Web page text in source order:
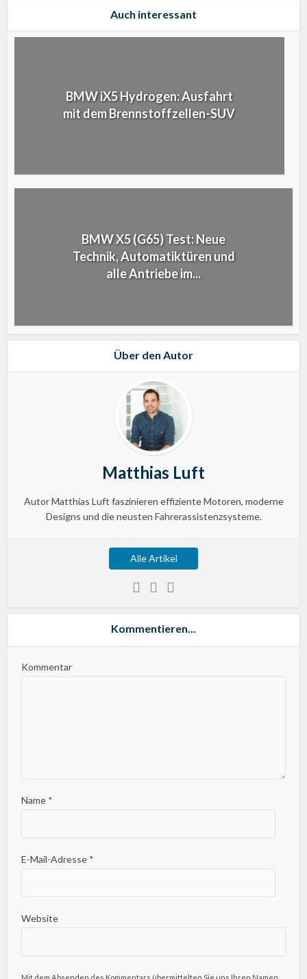
Auch interessant
BMW iX5 Hydrogen: Ausfahrt
mit dem Brennstoffzellen-SUV
BMW X5 (G65) Test: Neue
Technik, Automatiktüren und
alle Antriebe im...
Über den Autor
Matthias Luft
Autor Matthias Luft faszinieren effiziente Motoren, moderne
Designs und die neusten Fahrerassistenzsysteme.
Alle Artikel
Kommentieren...
Kommentar
Name *
E-Mail-Adresse *
Website
Mit dem Absenden des Kommentars übermittelten Sie uns Ihren Namen,